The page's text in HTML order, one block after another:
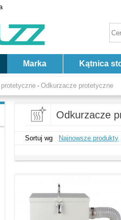
Marka Kątnica
- Odkurzacze protetyczne
Odkurzacze
Sortuj wg Najnowsze produkty